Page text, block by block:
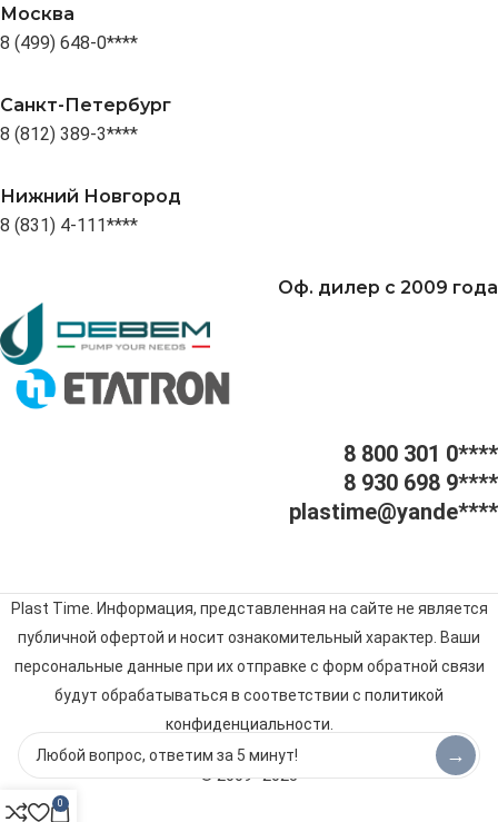
Москва
8 (499) 648-0****
Санкт-Петербург
8 (812) 389-3****
Нижний Новгород
8 (831) 4-111****
Оф. дилер с 2009 года
8 800 301 0****
8 930 698 9****
plastime@yande****
Plast Time. Информация, представленная на сайте не является
публичной офертой и носит ознакомительный характер. Ваши
персональные данные при их отправке с форм обратной связи
будут обрабатываться в соответствии с политикой
конфиденциальности
© 2009–2025
→
0